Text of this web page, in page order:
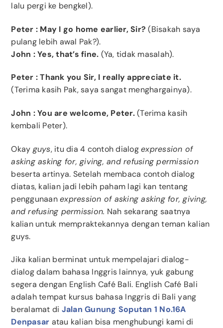
lalu pergi ke bengkel).
Peter : May I go home earlier, Sir? (Bisakah saya
pulang lebih awal Pak?).
John :Yes, that’s fine. (Ya, tidak masalah).
Peter : Thank you Sir, I really appreciate it.
(Terima kasih Pak, saya sangat menghargainya).
John : You are welcome, Peter.(Terima kasih
kembali Peter).
Okay guys, itu dia 4 contoh dialogexpression of
asking asking for, giving, and refusing permission
beserta artinya. Setelah membaca contoh dialog
diatas, kalian jadi lebih paham lagi kan tentang
penggunaanexpression of asking asking for, giving,
and refusing permission. Nah sekarang saatnya
kalian untuk mempraktekannya dengan teman kalian
guys.
Jika kalian berminat untuk mempelajari dialog-
dialog dalam bahasa Inggris lainnya, yuk gabung
segera dengan English Café Bali. English Café Bali
adalah tempat kursus bahasa Inggris di Bali yang
beralamat di Jalan Gunung Soputan 1 No.16A
Denpasar atau kalian bisa menghubungi kami di